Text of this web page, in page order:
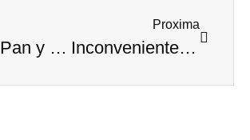
El Molí Pan y Café, pasión por lo tradicional
Proxima
Inconvenientes de contratar servicios de limpieza muy baratos